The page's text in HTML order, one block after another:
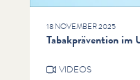
18 NOVEMBER 2025
Tabakprävention im
VIDEOS